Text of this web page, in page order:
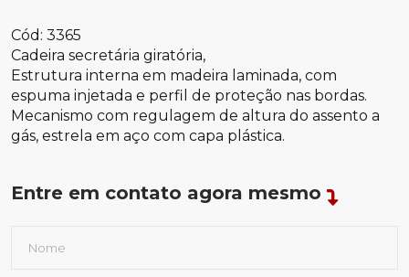
Cód: 3365
Cadeira secretária giratória,
Estrutura interna em madeira laminada, com
espuma injetada e perfil de proteção nas bordas.
Mecanismo com regulagem de altura do assento a
gás, estrela em aço com capa plástica.
Entre em contato agora mesmo